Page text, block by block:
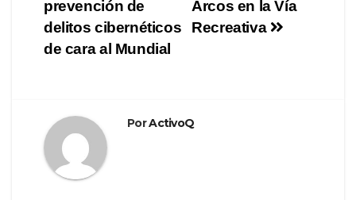
Arcos en la Vía
Recreativa
prevención de
delitos cibernéticos
de cara al Mundial
PorActivoQ